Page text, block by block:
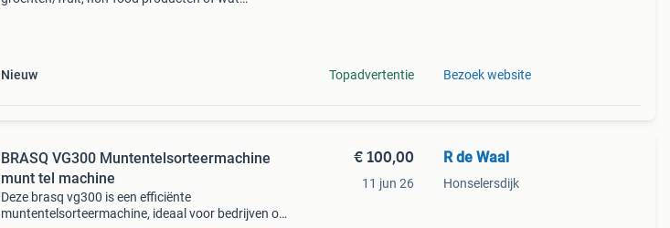
Nieuw
Topadvertentie Bezoek website
BRASQ VG300 Muntentelsorteermachine
munt tel machine
Deze brasq vg300 is een efficiënte
muntentelsorteermachine, ideaal voor bedrijven of
€ 100,00
11 jun 26
R de Waal
Honselersdijk